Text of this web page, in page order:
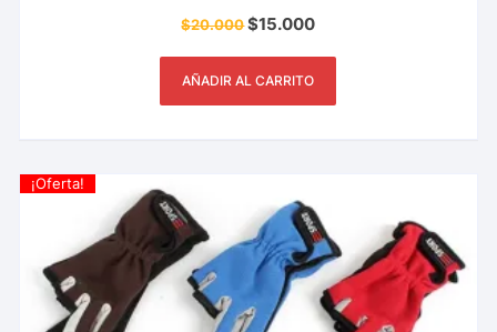
$20.000$15.000
AÑADIR AL CARRITO
¡Oferta!